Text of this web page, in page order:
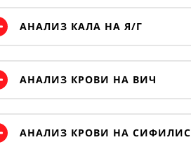
АНАЛИЗ КАЛА НА Я/Г
АНАЛИЗ КРОВИ НА ВИЧ
АНАЛИЗ КРОВИ НА СИФИЛИС